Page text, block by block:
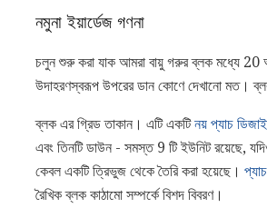
নমুনা ইয়ার্ডেজ গণনা
চলুন শুরু করা যাক আমরা বায়ু গরুর ব্লক মধ্যে 20
উদাহরণস্বরূপ উপরের ডান কোণে দেখানো মত।
ব্লক এর গ্রিড তাকান। এটি একটিনয় প্যাচ
এবং তিনটি ডাউন - সমস্ত 9 টি ইউনিট রয়েছে,
কেবল একটি ত্রিভুজ থেকে তৈরি করা হয়েছে।
রৈখিক ব্লক কাঠামো সম্পর্কে বিশদ বিবরণ।